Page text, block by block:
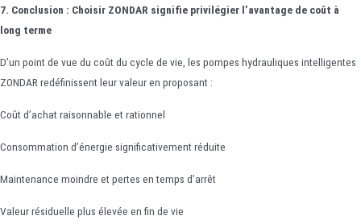
7. Conclusion : Choisir ZONDAR signifie privilégier l’avantage de coût à
long terme
D’un point de vue du coût du cycle de vie, les pompes hydrauliques intelligentes
ZONDAR redéfinissent leur valeur en proposant :
Coût d’achat raisonnable et rationnel
Consommation d’énergie significativement réduite
Maintenance moindre et pertes en temps d’arrêt
Valeur résiduelle plus élevée en fin de vie